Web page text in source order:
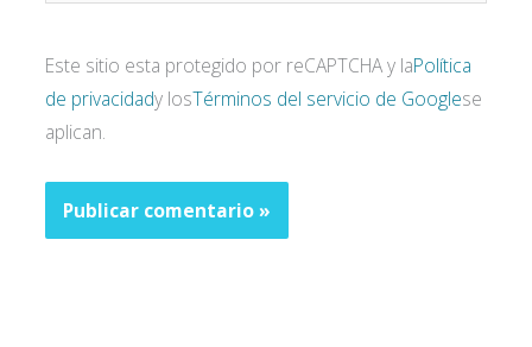
Este sitio esta protegido por reCAPTCHA y laPolítica
de privacidady losTérminos del servicio de Googlese
aplican.